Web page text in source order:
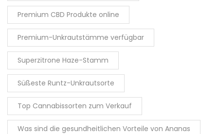
Premium CBD Produkte online
Premium-Unkrautstämme verfügbar
Superzitrone Haze-Stamm
Süßeste Runtz-Unkrautsorte
Top Cannabissorten zum Verkauf
Was sind die gesundheitlichen Vorteile von Ananas